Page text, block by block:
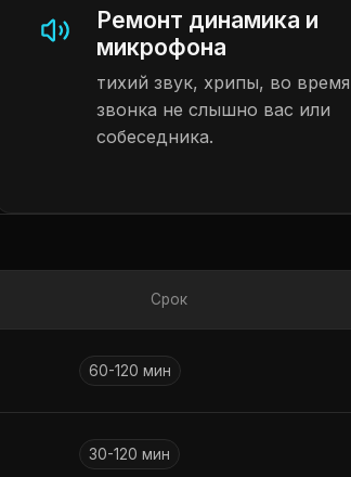
Ремонт динамика и
микрофона
тихий звук, хрипы, во время
звонка не слышно вас или
собеседника.
Срок
60-120 мин
30-120 мин